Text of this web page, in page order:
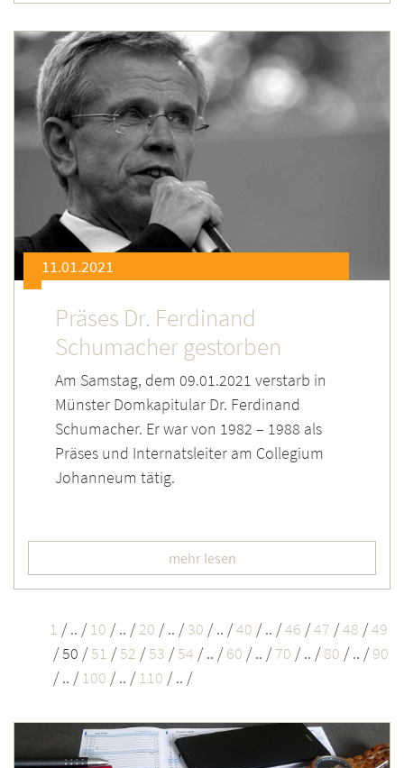
11.01.2021
Präses Dr. Ferdinand
Schumacher gestorben
Am Samstag, dem 09.01.2021 verstarb in
Münster Domkapitular Dr. Ferdinand
Schumacher. Er war von 1982 – 1988 als
Präses und Internatsleiter am Collegium
Johanneum tätig.
mehr lesen
1 /.. /10 /.. /20 /.. /30 /.. /40 /.. /46 /47 /48 /49
/50 /51 /52 /53 /54 /.. /60 /.. /70 /.. /80 /.. /90
/.. /100 /.. /110 /.. /